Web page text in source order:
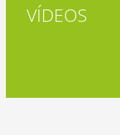
VÍDEOS